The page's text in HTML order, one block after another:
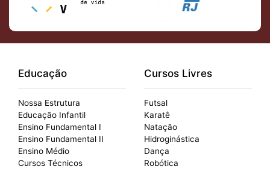
Educação
Nossa Estrutura
Educação Infantil
Ensino Fundamental I
Ensino Fundamental II
Ensino Médio
Cursos Técnicos
Cursos Livres
Futsal
Karatê
Natação
Hidroginástica
Dança
Robótica